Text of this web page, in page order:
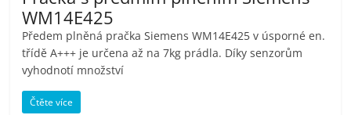
WM14E425
Předem plněná pračka Siemens WM14E425 v úsporné en.
třídě A+++ je určena až na 7kg prádla. Díky senzorům
vyhodnotí množství
Čtěte více